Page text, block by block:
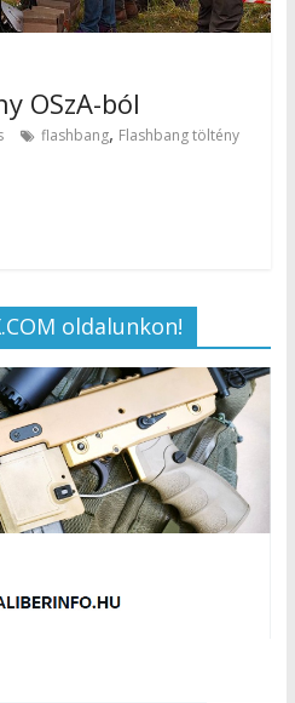
OSzA-ból
flashbang, Flashbang töltény
oldalunkon!